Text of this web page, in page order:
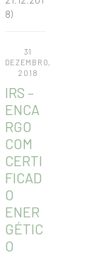
8)
31
DEZEMBRO,
2018
IRS –
ENCA
RGO
COM
CERTI
FICAD
O
ENER
GÉTIC
O